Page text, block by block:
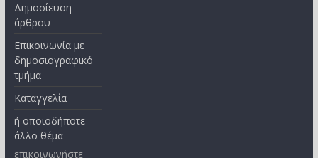
Δημοσίευση
άρθρου
Επικοινωνία με
δημοσιογραφικό
τμήμα
Καταγγελία
ή οποιοδήποτε
άλλο θέμα
επικοινωνήστε